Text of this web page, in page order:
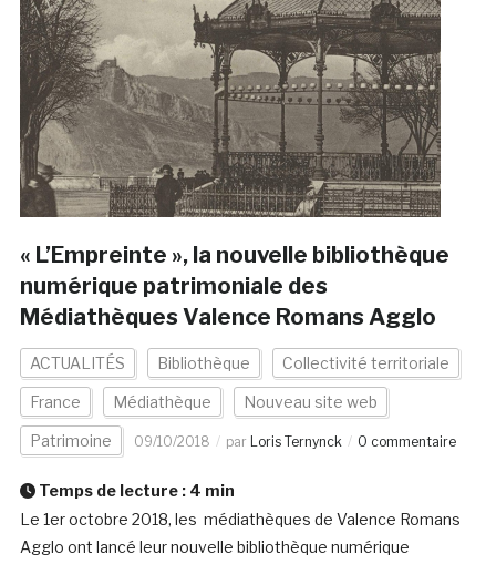
« L’Empreinte », la nouvelle bibliothèque
numérique patrimoniale des
Médiathèques Valence Romans Agglo
ACTUALITÉS Bibliothèque Collectivité territoriale
France Médiathèque Nouveau site web
Patrimoine 09/10/2018 par Loris Ternynck 0 commentaire
Temps de lecture : 4 min
Le 1er octobre 2018, les médiathèques de Valence Romans
Agglo ont lancé leur nouvelle bibliothèque numérique